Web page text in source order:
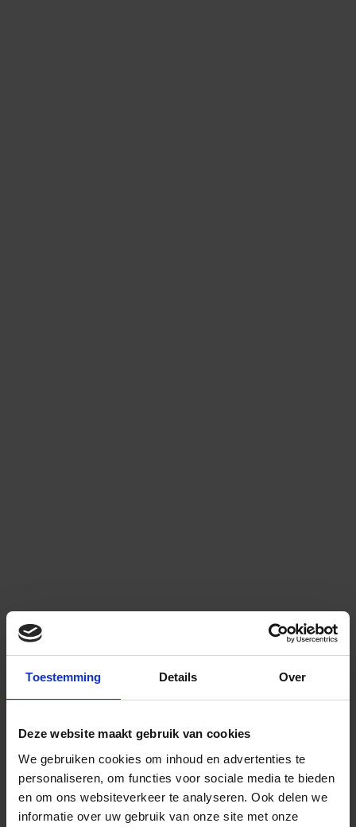
Toestemming Details Over
Deze website maakt gebruik van cookies
We gebruiken cookies om inhoud en advertenties te
personaliseren, om functies voor sociale media te bieden
en om ons websiteverkeer te analyseren. Ook delen we
informatie over uw gebruik van onze site met onze